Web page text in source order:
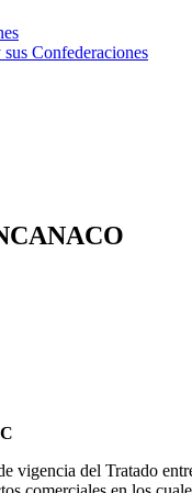
Confederaciones
vigencia del Tratado